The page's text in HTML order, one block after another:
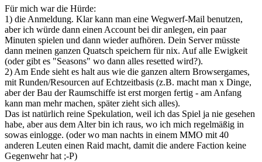
Für mich war die Hürde:
1) die Anmeldung. Klar kann man eine Wegwerf-Mail benutzen,
aber ich würde dann einen Account bei dir anlegen, ein paar
Minuten spielen und dann wieder aufhören. Dein Server müsste
dann meinen ganzen Quatsch speichern für nix. Auf alle Ewigkeit
(oder gibt es "Seasons" wo dann alles resetted wird?).
2) Am Ende sieht es halt aus wie die ganzen altern Browsergames,
mit Runden/Resourcen auf Echtzeitbasis (z.B. macht man x Dinge,
aber der Bau der Raumschiffe ist erst morgen fertig - am Anfang
kann man mehr machen, später zieht sich alles).
Das ist natürlich reine Spekulation, weil ich das Spiel ja nie gesehen
habe, aber aus dem Alter bin ich raus, wo ich mich regelmäßig in
sowas einlogge. (oder wo man nachts in einem MMO mit 40
anderen Leuten einen Raid macht, damit die andere Faction keine
Gegenwehr hat ;-P)